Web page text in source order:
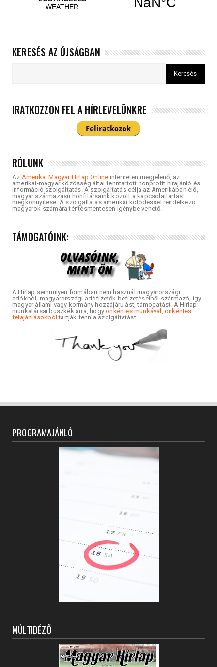
KERESÉS AZ ÚJSÁGBAN
IRATKOZZON FEL A HÍRLEVELÜNKRE
RÓLUNK
Az Amerikai Magyar Hírlap Online interneten megjelenő, az
amerikai-magyar közösség által fenntartott nonprofit hírajánló és
információ szolgáltatás. A szolgáltatás célja az Amerikában élő,
magyar származású honfitársaink között a kapcsolattartás
megkönnyítése. A szolgáltatás amerikai kötődéssel rendelkező
magyarok számára térítésmentesen igénybe vehető.
TÁMOGATÓINK:
A Hírlap semmilyen formában nem használ magyarországi
adókból, magyarországi adófizetők befizetéseiből származó, így
magyar állami vagy kormány hozzájárulást, támogatást. A Hírlap
munkatársai büszkék arra, hogyönkéntes munkával, önkéntes
felajánlásokból tartják fenn a szolgáltatást.
PROGRAMAJÁNLÓ
MÚLTIDÉZŐ